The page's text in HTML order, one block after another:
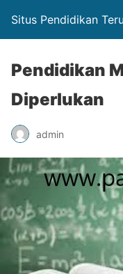
Situs Pendidikan
Pendidikan
Diperlukan
admin